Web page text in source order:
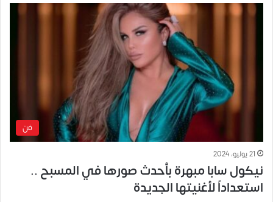
فن
21 يوليو، 2024
نيكول سابا مبهرة بأحدث صورها في المسبح ..
استعداداً لأغنيتها الجديدة